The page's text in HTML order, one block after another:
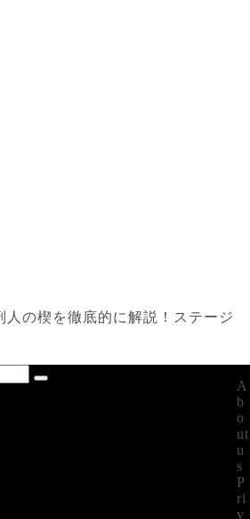
人の楔を徹底的に解説！ステージ
A
b
o
ut
u
s
P
ri
v